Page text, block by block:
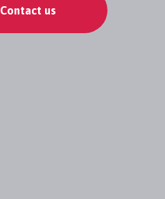
Contact us